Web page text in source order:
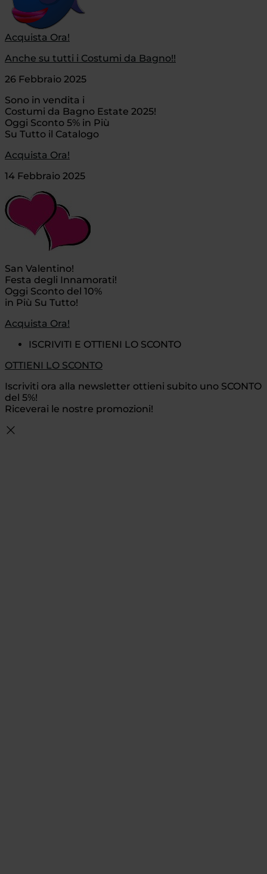
Acquista Ora!
Anche su tutti i Costumi da Bagno!!
26 Febbraio 2025
Sono in vendita i
Costumi da Bagno Estate 2025!
Oggi Sconto 5% in Più
Su Tutto il Catalogo
Acquista Ora!
14 Febbraio 2025
San Valentino!
Festa degli Innamorati!
Oggi Sconto del 10%
in Più Su Tutto!
Acquista Ora!
ISCRIVITI E OTTIENI LO SCONTO
OTTIENI LO SCONTO
Iscriviti ora alla newsletter ottieni subito uno SCONTO
del 5%!
Riceverai le nostre promozioni!